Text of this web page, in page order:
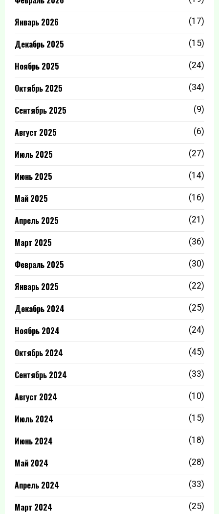
Январь 2026 (17)
Декабрь 2025 (15)
Ноябрь 2025 (24)
Октябрь 2025 (34)
Сентябрь 2025 (9)
Август 2025 (6)
Июль 2025 (27)
Июнь 2025 (14)
Май 2025 (16)
Апрель 2025 (21)
Март 2025 (36)
Февраль 2025 (30)
Январь 2025 (22)
Декабрь 2024 (25)
Ноябрь 2024 (24)
Октябрь 2024 (45)
Сентябрь 2024 (33)
Август 2024 (10)
Июль 2024 (15)
Июнь 2024 (18)
Май 2024 (28)
Апрель 2024 (33)
Март 2024 (25)